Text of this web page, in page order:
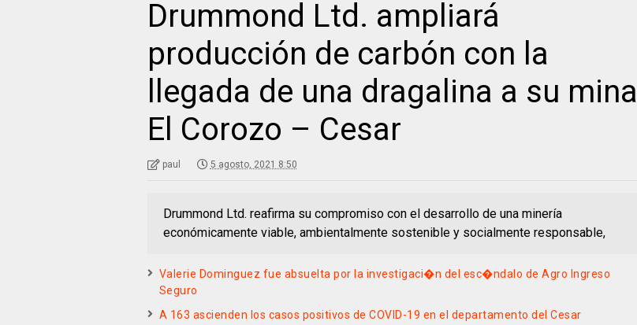
Drummond Ltd. ampliará
producción de carbón con la
llegada de una dragalina a su mina
El Corozo – Cesar
paul 5 agosto, 2021 8:50
Drummond Ltd. reafirma su compromiso con el desarrollo de una minería
económicamente viable, ambientalmente sostenible y socialmente responsable,
Valerie Dominguez fue absuelta por la investigaci�n del esc�ndalo de Agro Ingreso
Seguro
A 163 ascienden los casos positivos de COVID-19 en el departamento del Cesar